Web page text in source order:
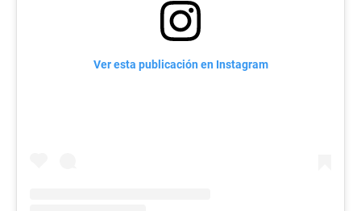
Ver esta publicación en Instagram